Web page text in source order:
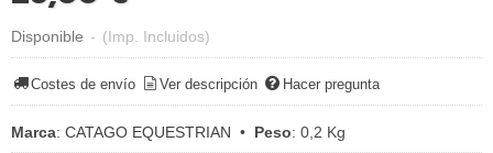
Disponible - (Imp. Incluidos)
Costes de envío Ver descripción Hacer pregunta
Marca: CATAGO EQUESTRIAN • Peso: 0,2 Kg